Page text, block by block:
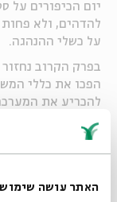
האתר עושה שימוש
יום הכיפורים על
להדהים, ולא
על כשלי ההנהגה.
הפכו את כללי
להכריע את
אנחנו מסתכלים
תגיות: מפלגת המחשבות